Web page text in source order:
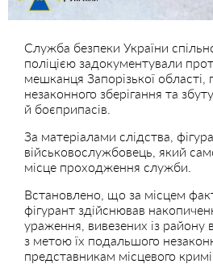
Служба безпеки України
поліцією задокументували
мешканця Запорізької області,
незаконного зберігання та
й боєприпасів.
За матеріалами слідства,
військовослужбовець, який
місце проходження служби.
Встановлено, що за місцем
фігурант здійснював
ураження, вивезених із району
з метою їх подальшого
представникам місцевого